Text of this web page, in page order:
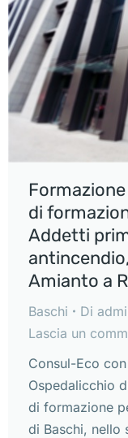
di
Addetti
Amianto a
Baschi Di
Lascia un
Consul-Eco
Ospedalicchio
di formazione
di Baschi, nello